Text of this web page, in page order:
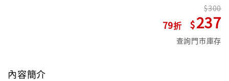
79
300
237
查詢門市庫存
內容簡介